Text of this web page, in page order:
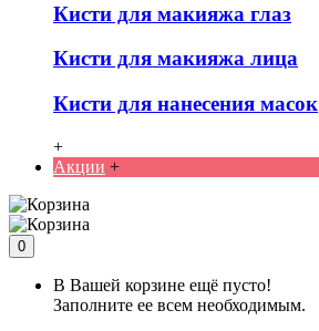
Кисти для макияжа глаз
Кисти для макияжа лица
Кисти для нанесения масок
+
Акции +
0
В Вашей корзине ещё пусто!
Заполните ее всем необходимым.